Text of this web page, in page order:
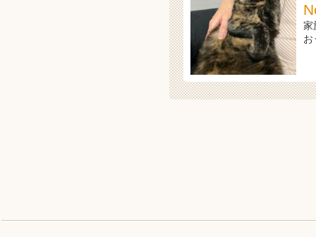
家
お